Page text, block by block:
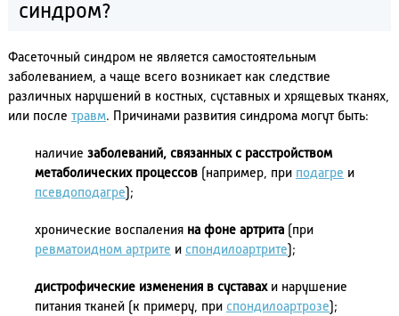
синдром?
Фасеточный синдром не является самостоятельным
заболеванием, а чаще всего возникает как следствие
различных нарушений в костных, суставных и хрящевых тканях,
или после травм. Причинами развития синдрома могут быть:
наличие заболеваний, связанных с расстройством
метаболических процессов(например, при подагре и
псевдоподагре );
хронические воспаления на фоне артрита(при
ревматоидном артрите и спондилоартрите );
дистрофические изменения в суставахи нарушение
питания тканей (к примеру, при спондилоартрозе );